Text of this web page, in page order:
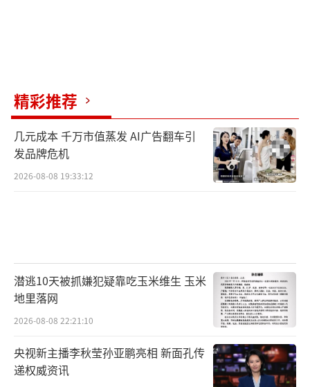
精彩推荐
几元成本 千万市值蒸发 AI广告翻车引
发品牌危机
2026-08-08 19:33:12
潜逃10天被抓嫌犯疑靠吃玉米维生 玉米
地里落网
2026-08-08 22:21:10
央视新主播李秋莹孙亚鹏亮相 新面孔传
递权威资讯